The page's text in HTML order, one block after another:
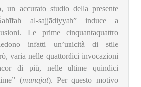
un accurato studio della presente
al-sajjādiyyah” induce a
Le prime cinquantaquattro
infatti un’unicità di stile
varia nelle quattordici invocazioni
di più, nelle ultime quindici
(munajat). Per questo motivo